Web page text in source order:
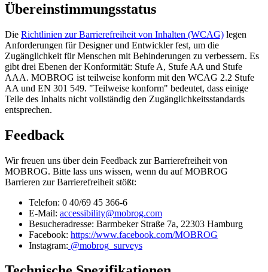
Übereinstimmungsstatus
Die Richtlinien zur Barrierefreiheit von Inhalten (WCAG) legen
Anforderungen für Designer und Entwickler fest, um die
Zugänglichkeit für Menschen mit Behinderungen zu verbessern. Es
gibt drei Ebenen der Konformität: Stufe A, Stufe AA und Stufe
AAA. MOBROG ist teilweise konform mit den WCAG 2.2 Stufe
AA und EN 301 549. "Teilweise konform" bedeutet, dass einige
Teile des Inhalts nicht vollständig den Zugänglichkeitsstandards
entsprechen.
Feedback
Wir freuen uns über dein Feedback zur Barrierefreiheit von
MOBROG. Bitte lass uns wissen, wenn du auf MOBROG
Barrieren zur Barrierefreiheit stößt:
Telefon: 0 40/69 45 366-6
E-Mail: accessibility@mobrog.com
Besucheradresse: Barmbeker Straße 7a, 22303 Hamburg
Facebook: https://www.facebook.com/MOBROG
Instagram: @mobrog_surveys